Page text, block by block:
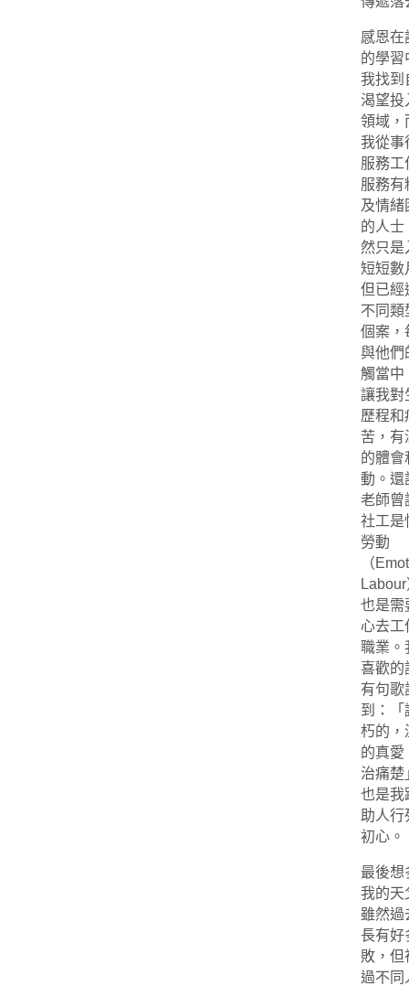
感恩在
的學習
我找到
渴望投
領域，
我從事
服務工
服務有
及情緒
的人士
然只是
短短數
但已經
不同類
個案，
與他們
觸當中
讓我對
歷程和
苦，有
的體會
動。還
老師曾
社工是
勞動
（
也是需
心去工
職業。
喜歡的
有句歌
到：「
朽的，
的真愛
治痛楚
也是我
助人行
初心。
最後想
我的天
雖然過
長有好
敗，但
過不同